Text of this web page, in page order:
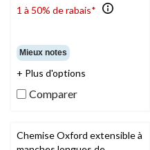
1 à 50% de rabais*
Mieux notes
+ Plus d'options
Comparer
Chemise Oxford extensible à